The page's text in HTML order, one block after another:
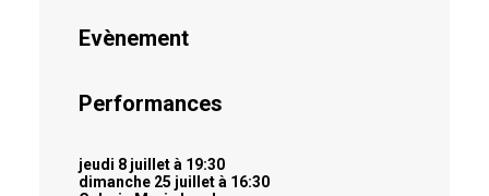
Evènement
Performances
jeudi 8 juillet à 19:30
dimanche 25 juillet à 16:30